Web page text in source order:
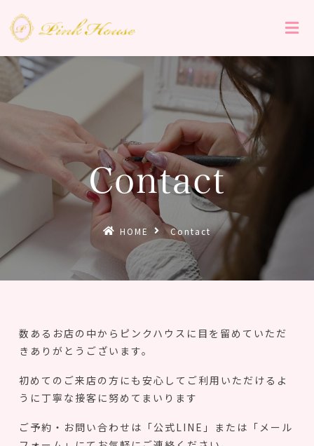
Contact
HOME Contact
数あるお店の中からピンクハウスに目を留めていただ
きありがとうございます。
初めてのご来店の方にも安心してご利用いただけるよ
うに丁寧な接客に努めてまいります
ご予約・お問い合わせは「公式LINE」または「メール